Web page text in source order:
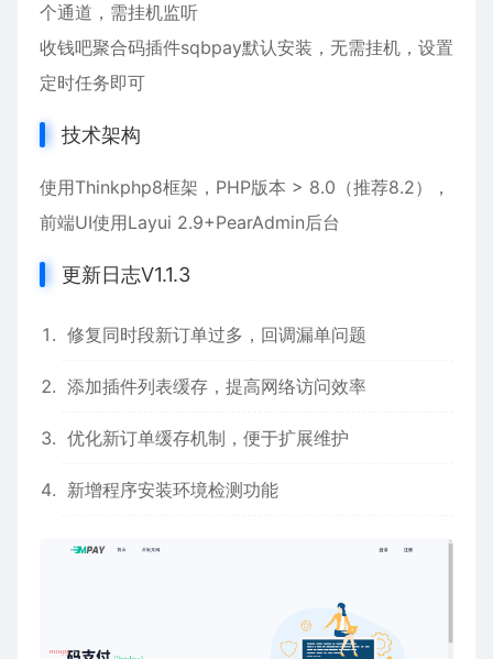
个通道，需挂机监听
收钱吧聚合码插件sqbpay默认安装，无需挂机，设置
定时任务即可
技术架构
使用Thinkphp8框架，PHP版本 > 8.0（推荐8.2），
前端UI使用Layui 2.9+PearAdmin后台
更新日志V1.1.3
修复同时段新订单过多，回调漏单问题
添加插件列表缓存，提高网络访问效率
优化新订单缓存机制，便于扩展维护
新增程序安装环境检测功能